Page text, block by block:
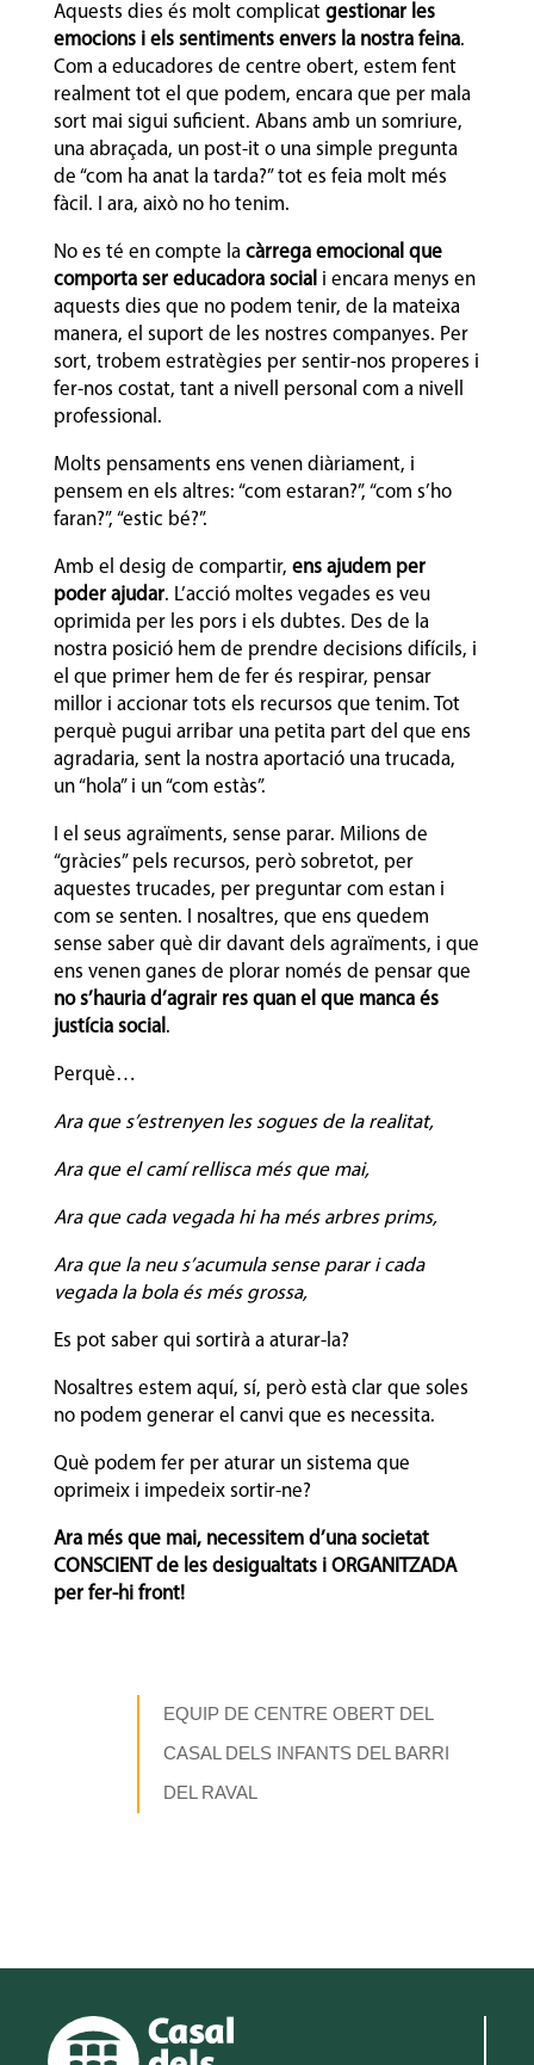
Aquests dies és molt complicat gestionar les
emocions i els sentiments envers la nostra feina.
Com a educadores de centre obert, estem fent
realment tot el que podem, encara que per mala
sort mai sigui suficient. Abans amb un somriure,
una abraçada, un post-it o una simple pregunta
de “com ha anat la tarda?” tot es feia molt més
fàcil. I ara, això no ho tenim.
No es té en compte lacàrrega emocional que
comporta ser educadora social i encara menys en
aquests dies que no podem tenir, de la mateixa
manera, el suport de les nostres companyes. Per
sort, trobem estratègies per sentir-nos properes i
fer-nos costat, tant a nivell personal com a nivell
professional.
Molts pensaments ens venen diàriament, i
pensem en els altres: “com estaran?”, “com s’ho
faran?”, “estic bé?”.
Amb el desig de compartir, ens ajudem per
poder ajudar. L’acció moltes vegades es veu
oprimida per les pors i els dubtes. Des de la
nostra posició hem de prendre decisions difícils, i
el que primer hem de fer és respirar, pensar
millor i accionar tots els recursos que tenim. Tot
perquè pugui arribar una petita part del que ens
agradaria, sent la nostra aportació una trucada,
un “hola” i un “com estàs”.
I el seus agraïments, sense parar. Milions de
“gràcies” pels recursos, però sobretot, per
aquestes trucades, per preguntar com estan i
com se senten. I nosaltres, que ens quedem
sense saber què dir davant dels agraïments, i que
ens venen ganes de plorar només de pensar que
no s’hauria d’agrair res quan el que manca és
justícia social .
Perquè…
Ara que s’estrenyen les sogues de la realitat,
Ara que el camí rellisca més que mai,
Ara que cada vegada hi ha més arbres prims,
Ara que la neu s’acumula sense parar i cada
vegada la bola és més grossa,
Es pot saber qui sortirà a aturar-la?
Nosaltres estem aquí, sí, però està clar que soles
no podem generar el canvi que es necessita.
Què podem fer per aturar un sistema que
oprimeix i impedeix sortir-ne?
Ara més que mai, necessitem d’una societat
CONSCIENT de les desigualtats i ORGANITZADA
per fer-hi front!
EQUIP DE CENTRE OBERT DEL
CASAL DELS INFANTS DEL BARRI
DEL RAVAL